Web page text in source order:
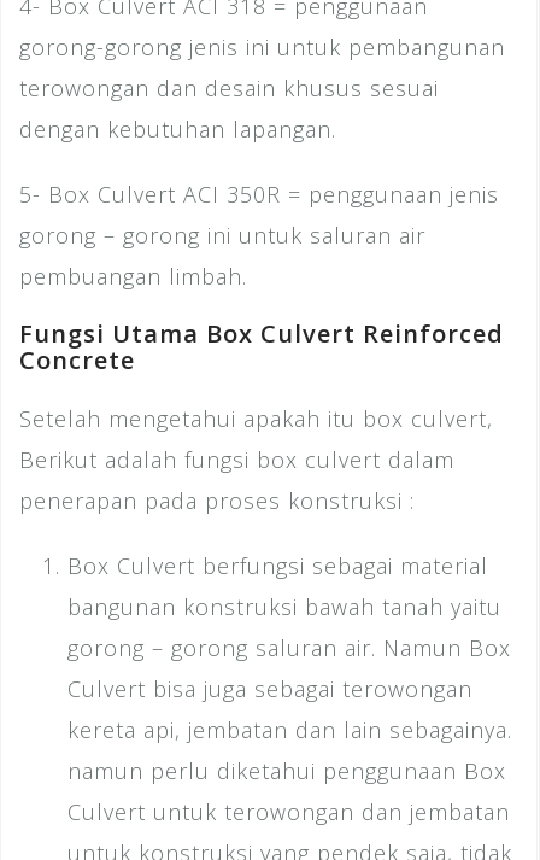
gorong-gorong jenis ini untuk pembangunan
terowongan dan desain khusus sesuai
dengan kebutuhan lapangan.
5- Box Culvert ACI 350R = penggunaan jenis
gorong – gorong ini untuk saluran air
pembuangan limbah.
Fungsi Utama Box Culvert Reinforced
Concrete
Setelah mengetahui apakah itu box culvert,
Berikut adalah fungsi box culvert dalam
penerapan pada proses konstruksi :
Box Culvert berfungsi sebagai material
bangunan konstruksi bawah tanah yaitu
gorong – gorong saluran air. Namun Box
Culvert bisa juga sebagai terowongan
kereta api, jembatan dan lain sebagainya.
namun perlu diketahui penggunaan Box
Culvert untuk terowongan dan jembatan
untuk konstruksi yang pendek saja, tidak